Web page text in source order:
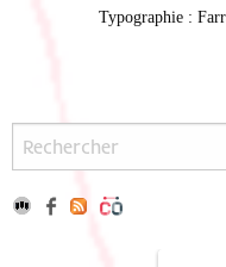
Typographie :